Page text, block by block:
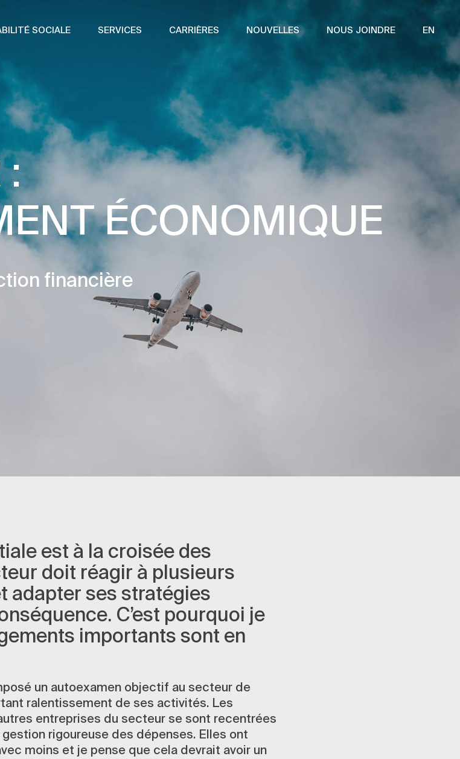
SOCIALE SERVICES CARRIÈRES NOUVELLES NOUS JOINDRE EN
:
ÉCONOMIQUE
financière
est à la croisée des
doit réagir à plusieurs
adapter ses stratégies
C’est pourquoi je
importants sont en
un autoexamen objectif au secteur de
ralentissement de ses activités. Les
entreprises du secteur se sont recentrées
rigoureuse des dépenses. Elles ont
moins et je pense que cela devrait avoir un